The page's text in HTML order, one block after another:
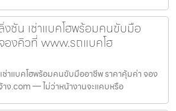
งชัน เช่าแบคโฮพร้อมคนขับมือ
องคิวที่ www.รถแบคโฮ
ช่าแบคโฮพร้อมคนขับมืออาชีพ ราคาคุ้มค่า จอง
ง.com — ไม่ว่าหน้างานจะแคบหรือ